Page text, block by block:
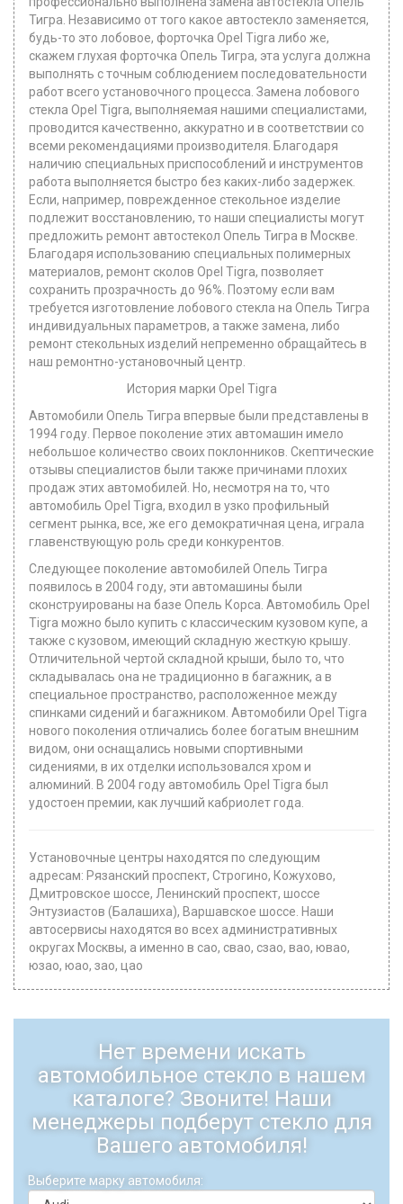
Тигра. Независимо от того какое автостекло заменяется,
будь-то это лобовое, форточка Opel Tigra либо же,
скажем глухая форточка Опель Тигра, эта услуга должна
выполнять с точным соблюдением последовательности
работ всего установочного процесса. Замена лобового
стекла Opel Tigra, выполняемая нашими специалистами,
проводится качественно, аккуратно и в соответствии со
всеми рекомендациями производителя. Благодаря
наличию специальных приспособлений и инструментов
работа выполняется быстро без каких-либо задержек.
Если, например, поврежденное стекольное изделие
подлежит восстановлению, то наши специалисты могут
предложить ремонт автостекол Опель Тигра в Москве.
Благодаря использованию специальных полимерных
материалов, ремонт сколов Opel Tigra, позволяет
сохранить прозрачность до 96%. Поэтому если вам
требуется изготовление лобового стекла на Опель Тигра
индивидуальных параметров, а также замена, либо
ремонт стекольных изделий непременно обращайтесь в
наш ремонтно-установочный центр.
История марки Opel Tigra
Автомобили Опель Тигра впервые были представлены в
1994 году. Первое поколение этих автомашин имело
небольшое количество своих поклонников. Скептические
отзывы специалистов были также причинами плохих
продаж этих автомобилей. Но, несмотря на то, что
автомобиль Opel Tigra, входил в узко профильный
сегмент рынка, все, же его демократичная цена, играла
главенствующую роль среди конкурентов.
Следующее поколение автомобилей Опель Тигра
появилось в 2004 году, эти автомашины были
сконструированы на базе Опель Корса. Автомобиль Opel
Tigra можно было купить с классическим кузовом купе, а
также с кузовом, имеющий складную жесткую крышу.
Отличительной чертой складной крыши, было то, что
складывалась она не традиционно в багажник, а в
специальное пространство, расположенное между
спинками сидений и багажником. Автомобили Opel Tigra
нового поколения отличались более богатым внешним
видом, они оснащались новыми спортивными
сидениями, в их отделки использовался хром и
алюминий. В 2004 году автомобиль Opel Tigra был
удостоен премии, как лучший кабриолет года.
Установочные центры находятся по следующим
адресам: Рязанский проспект, Строгино, Кожухово,
Дмитровское шоссе, Ленинский проспект, шоссе
Энтузиастов (Балашиха), Варшавское шоссе. Наши
автосервисы находятся во всех административных
округах Москвы, а именно в сао, свао, сзао, вао, ювао,
юзао, юао, зао, цао
Нет времени искать
автомобильное стекло в нашем
каталоге? Звоните! Наши
менеджеры подберут стекло для
Вашего автомобиля!
Выберите марку автомобиля: